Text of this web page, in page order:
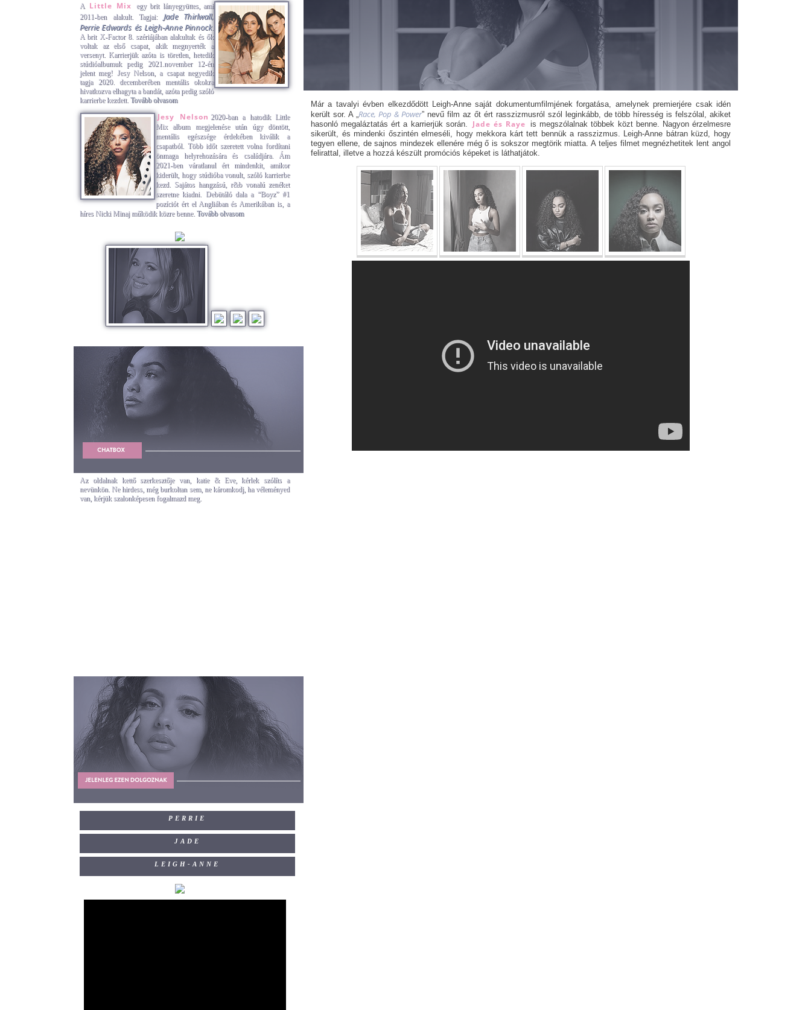
A Little Mix
egy brit lányegyüttes, ami
2011-ben alakult. Tagjai: Jade Thirlwall,
Perrie Edwards és Leigh-Anne Pinnock.
A brit X-Factor 8. szériájában alakultak és ők
voltak az első csapat, akik megnyerték a
versenyt. Karrierjük azóta is töretlen, hetedik
stúdióalbumuk pedig 2021.november 12-én
jelent meg! Jesy Nelson, a csapat negyedik
tagja 2020. decemberében mentális okokra
hivatkozva elhagyta a bandát, azóta pedig szóló
karrierbe kezdett. Tovább olvasom
Jesy Nelson 2020-ban a hatodik Little
Mix album megjelenése után úgy döntött,
mentális egészsége érdekében kiválik a
csapatból. Több időt szeretett volna fordítani
önmaga helyrehozására és családjára. Ám
2021-ben váratlanul ért mindenkit, amikor
kiderült, hogy stúdióba vonult, szóló karrierbe
kezd. Sajátos hangzású, r&b vonalú zenéket
szeretne kiadni. Debütáló dala a “Boyz” #1
pozíciót ért el Angliában és Amerikában is, a
híres Nicki Minaj működik közre benne. Tovább olvasom
Az oldalnak kettő szerkesztője van, katie & Eve, kérlek szólíts a
nevünkön. Ne hirdess, még burkoltan sem, ne káromkodj, ha véleményed
van, kérjük szalonképesen fogalmazd meg.
PERRIE
JADE
LEIGH-ANNE
Már a tavalyi évben elkezdődött Leigh-Anne saját dokumentumfilmjének forgatása, amelynek premierjére csak idén
került sor. A „Race, Pop & Power” nevű film az őt ért rasszizmusról szól leginkább, de több híresség is felszólal, akiket
hasonló megaláztatás ért a karrierjük során.
Jade és Raye is megszólalnak többek közt benne. Nagyon érzelmesre
sikerült, és mindenki őszintén elmeséli, hogy mekkora kárt tett bennük a rasszizmus. Leigh-Anne bátran küzd, hogy
tegyen ellene, de sajnos mindezek ellenére még ő is sokszor megtörik miatta. A teljes filmet megnézhetitek lent angol
felirattal, illetve a hozzá készült promóciós képeket is láthatjátok.